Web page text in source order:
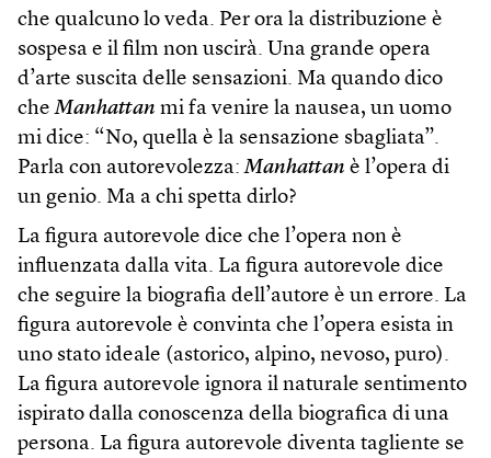
che qualcuno lo veda. Per ora la distribuzione è
sospesa e il film non uscirà. Una grande opera
d’arte suscita delle sensazioni. Ma quando dico
cheManhattan mi fa venire la nausea, un uomo
mi dice: “No, quella è la sensazione sbagliata”.
Parla con autorevolezza:Manhattan è l’opera di
un genio. Ma a chi spetta dirlo?
La figura autorevole dice che l’opera non è
influenzata dalla vita. La figura autorevole dice
che seguire la biografia dell’autore è un errore. La
figura autorevole è convinta che l’opera esista in
uno stato ideale (astorico, alpino, nevoso, puro).
La figura autorevole ignora il naturale sentimento
ispirato dalla conoscenza della biografica di una
persona. La figura autorevole diventa tagliente se